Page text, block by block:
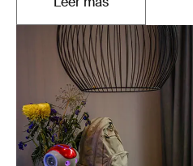
Se abre en una